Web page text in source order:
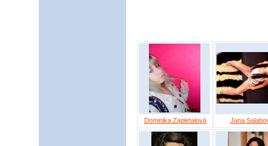
Dominika Zapletalová Jana